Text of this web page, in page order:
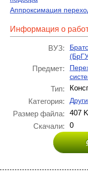
Аппроксимация
Информация о
ВУЗ:
Предмет:
Тип:
Категория:
Размер файла:
407
Скачали:
0